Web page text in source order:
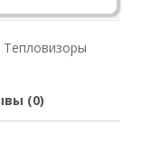
Тепловизоры
(0)